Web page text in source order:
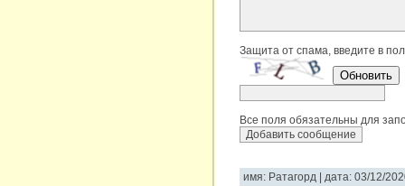
Защита от спама, введите в
Обновить
Все поля обязательны для
имя: Ратагорд | дата: 03/12/